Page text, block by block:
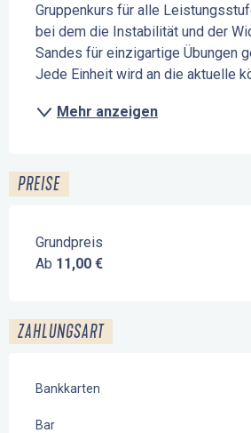
Gruppenkurs für alle
bei dem die Instabilität und der
Sandes für einzigartige Übungen
Jede Einheit wird an die aktuelle
Mehr anzeigen
PREISE
Grundpreis
Ab 11,00 €
ZAHLUNGSART
Bankkarten
Bar